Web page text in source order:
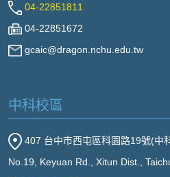
04-22851811
04-22851672
gcaic@dragon.nchu.edu.tw
中科校區
407 台中市西屯區科園路19號(中
No.19, Keyuan Rd., Xitun Dist.,